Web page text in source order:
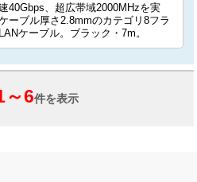
40Gbps、超広帯域2000MHzを実
ーブル厚さ2.8mmのカテゴリ8フラ
ケーブル。ブラック・7m。
～6件を表示